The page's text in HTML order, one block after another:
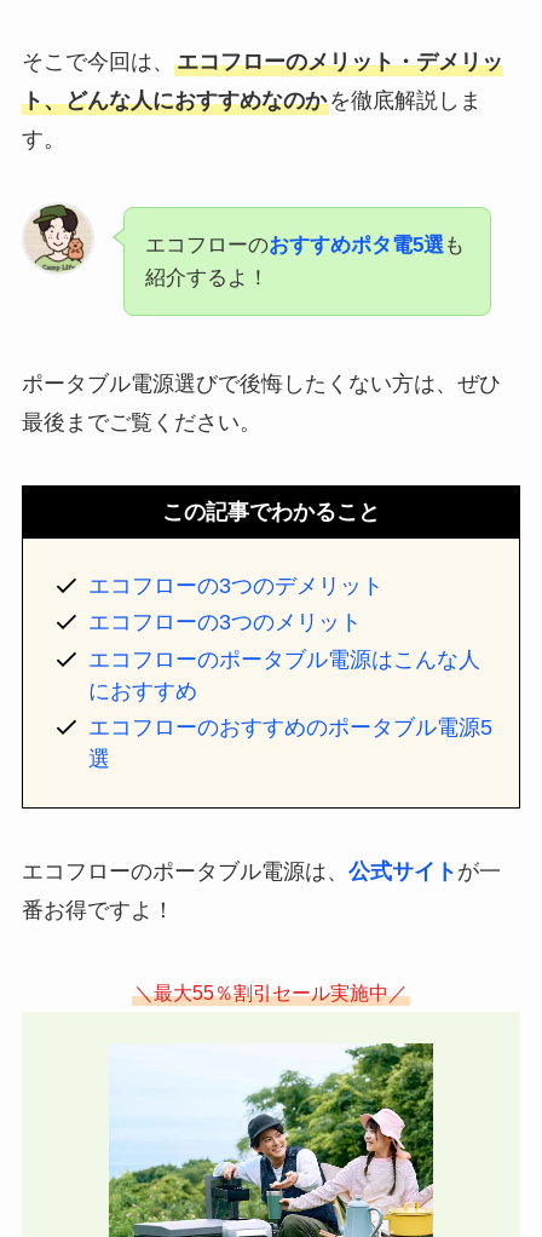
そこで今回は、 エコフローのメリット・デメリッ
ト、どんな人におすすめなのかを徹底解説しま
す。
エコフローのおすすめポタ電5選も
紹介するよ！
ポータブル電源選びで後悔したくない方は、ぜひ
最後までご覧ください。
この記事でわかること
エコフローの3つのデメリット
エコフローの3つのメリット
エコフローのポータブル電源はこんな人
におすすめ
エコフローのおすすめのポータブル電源5
選
エコフローのポータブル電源は、 公式サイト が一
番お得ですよ！
＼最大55％割引セール実施中／